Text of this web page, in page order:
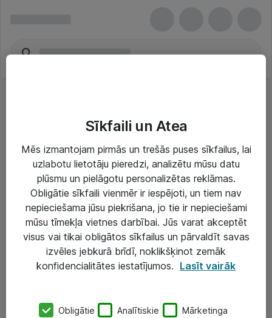
Risinājumi & Pakalpojumi
IT serviss un atbalsts
IT infrastruktūra
Darba vietu IT risinājumi
Serveri un datu centri
SIA „ATEA”
Sīkfaili un Atea
Mēs izmantojam pirmās un trešās puses sīkfailus, lai
uzlabotu lietotāju pieredzi, analizētu mūsu datu
plūsmu un pielāgotu personalizētas reklāmas.
Obligātie sīkfaili vienmēr ir iespējoti, un tiem nav
nepieciešama jūsu piekrišana, jo tie ir nepieciešami
mūsu tīmekļa vietnes darbībai. Jūs varat akceptēt
visus vai tikai obligātos sīkfailus un pārvaldīt savas
izvēles jebkurā brīdī, noklikšķinot zemāk
konfidencialitātes iestatījumos. Lasīt vairāk
Obligātie Analītiskie Mārketinga